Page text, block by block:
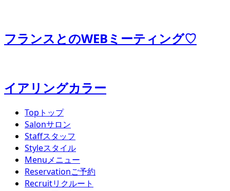
フランスとのWEBミーティング♡
イアリングカラー
Top トップ
Salonサロン
Staffスタッフ
Styleスタイル
Menuメニュー
Reservationご予約
Recruitリクルート